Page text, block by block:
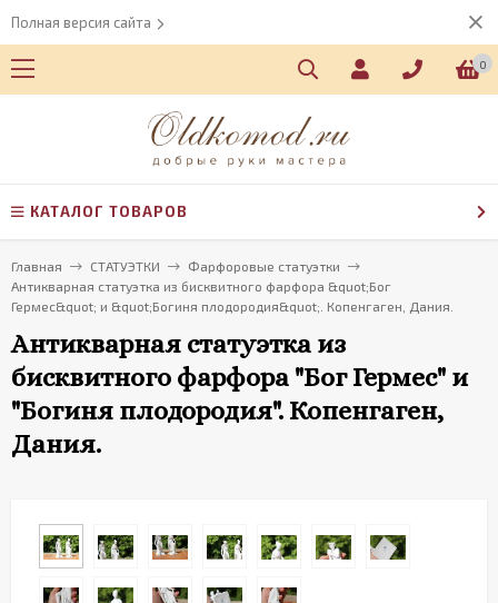
Полная версия сайта
0
КАТАЛОГ ТОВАРОВ
Главная СТАТУЭТКИ
Фарфоровые статуэтки
Антикварная статуэтка из бисквитного фарфора &quot;Бог
Гермес&quot; и &quot;Богиня плодородия&quot;. Копенгаген, Дания.
Антикварная статуэтка из
бисквитного фарфора "Бог Гермес" и
"Богиня плодородия". Копенгаген,
Дания.